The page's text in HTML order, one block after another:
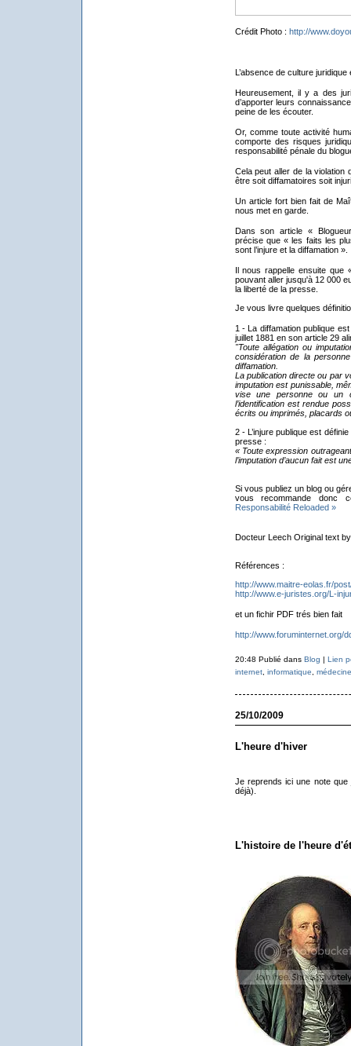
Crédit Photo : http://
L’absence de culture
Heureusement, il y a des
d’apporter leurs
peine de les écouter.
Or, comme toute activité
comporte des risques
responsabilité pénale du
Cela peut aller de la violation
être soit diffamatoires soit
Un article fort bien fait de
nous met en garde.
Dans son article «
précise que « les faits les
sont l’injure et la diffamation ».
Il nous rappelle ensuite que
pouvant aller jusqu'à 12 000
la liberté de la presse.
Je vous livre quelques
1 - La diffamation publique
juillet 1881 en son article 29
"Toute allégation ou
considération de la
diffamation.
La publication directe ou par
imputation est punissable,
vise une personne ou un
l’identification est rendue
écrits ou imprimés, placards
2 - L’injure publique est
presse :
« Toute expression
l’imputation d’aucun fait est
Si vous publiez un blog ou
vous recommande
Responsabilité Reloaded »
Docteur Leech Original text
Références :
http://www.maitre-eolas.fr/
http://www.e-juristes.org/L-
et un fichir PDF trés bien fait
http://www.foruminternet.org/
20:48 Publié dans Blog | Lien
internet, informatique médecine
25/10/2009
L'heure d'hiver
Je reprends ici une note que
déjà).
L'histoire de l'heure